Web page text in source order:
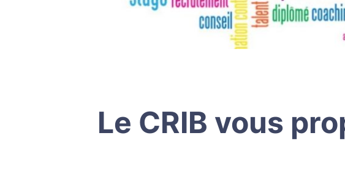
Le CRIB vous